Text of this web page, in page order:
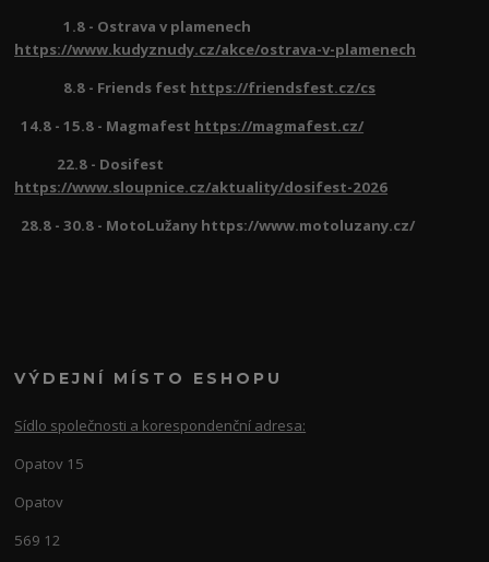
1.8 - Ostrava v plamenech
https://www.kudyznudy.cz/akce/ostrava-v-plamenech
8.8 - Friends fest https://friendsfest.cz/cs
14.8 - 15.8 - Magmafest https://magmafest.cz/
22.8 - Dosifest
https://www.sloupnice.cz/aktuality/dosifest-2026
28.8 - 30.8 - MotoLužany https://www.motoluzany.cz/
VÝDEJNÍ MÍSTO ESHOPU
Sídlo společnosti a korespondenční adresa:
Opatov 15
Opatov
569 12